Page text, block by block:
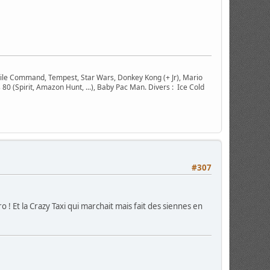
Command, Tempest, Star Wars, Donkey Kong (+ Jr), Mario
(Spirit, Amazon Hunt, ...), Baby Pac Man. Divers : Ice Cold
#307
! Et la Crazy Taxi qui marchait mais fait des siennes en